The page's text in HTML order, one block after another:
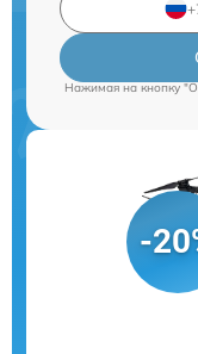
Нажимая на кнопку
-